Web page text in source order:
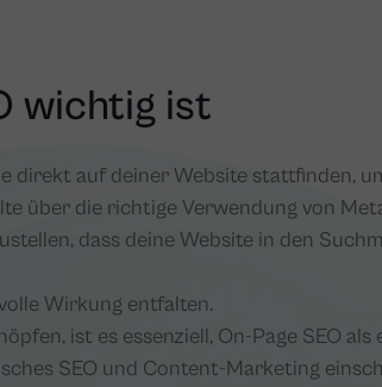
wichtig ist
direkt auf deiner Website stattfinden,
über die richtige Verwendung von
dass deine Website in den
Wirkung entfalten.
ist es essenziell, On-Page SEO
SEO und Content-Marketing